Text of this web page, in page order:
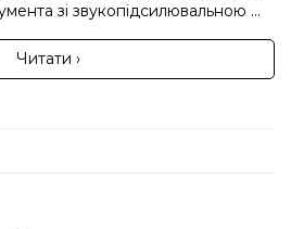
зі звукопідсилювальною ...
Читати ›